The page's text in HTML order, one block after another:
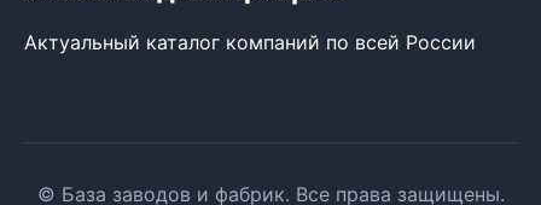
Актуальный каталог компаний по всей России
© База заводов и фабрик. Все права защищены.